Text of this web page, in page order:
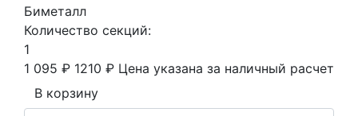
Биметалл
Количество секций:
1
1 095 ₽ 1210 ₽ Цена указана за наличный расчет
В корзину